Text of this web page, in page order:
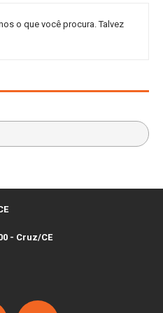
o que você procura. Talvez
- Cruz/CE